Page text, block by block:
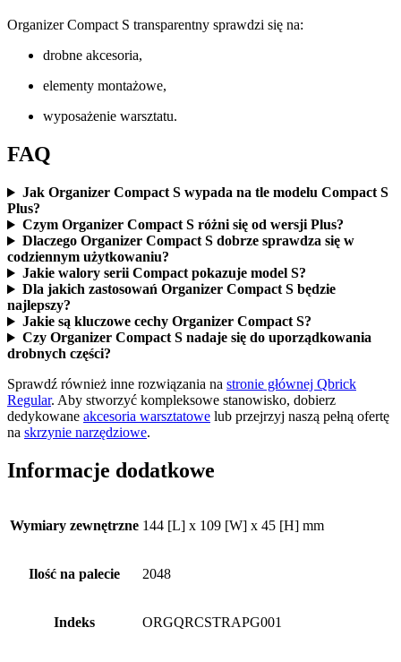
Organizer Compact S transparentny sprawdzi się na:
drobne akcesoria,
elementy montażowe,
wyposażenie warsztatu.
FAQ
Jak Organizer Compact S wypada na tle modelu Compact S
Plus?
Czym Organizer Compact S różni się od wersji Plus?
Dlaczego Organizer Compact S dobrze sprawdza się w
codziennym użytkowaniu?
Jakie walory serii Compact pokazuje model S?
Dla jakich zastosowań Organizer Compact S będzie
najlepszy?
Jakie są kluczowe cechy Organizer Compact S?
Czy Organizer Compact S nadaje się do uporządkowania
drobnych części?
Sprawdź również inne rozwiązania na stronie głównej Qbrick
Regular. Aby stworzyć kompleksowe stanowisko, dobierz
dedykowane akcesoria warsztatowe lub przejrzyj naszą pełną ofertę
na skrzynie narzędziowe.
Informacje dodatkowe
Wymiary zewnętrzne 144 [L] x 109 [W] x 45 [H] mm
Ilość na palecie 2048
Indeks ORGQRCSTRAPG001